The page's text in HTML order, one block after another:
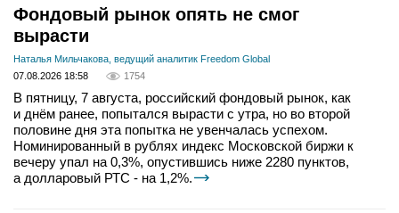
Фондовый рынок опять не смог
вырасти
Наталья Мильчакова, ведущий аналитик Freedom Global
07.08.2026 18:58
1754
В пятницу, 7 августа, российский фондовый рынок, как
и днём ранее, попытался вырасти с утра, но во второй
половине дня эта попытка не увенчалась успехом.
Номинированный в рублях индекс Московской биржи к
вечеру упал на 0,3%, опустившись ниже 2280 пунктов,
а долларовый РТС - на 1,2%.